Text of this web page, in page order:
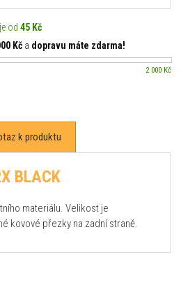
od 45 Kč
Kč a dopravu máte zdarma!
2 000 Kč
k produktu
BLACK
materiálu. Velikost je
kovové přezky na zadní straně.